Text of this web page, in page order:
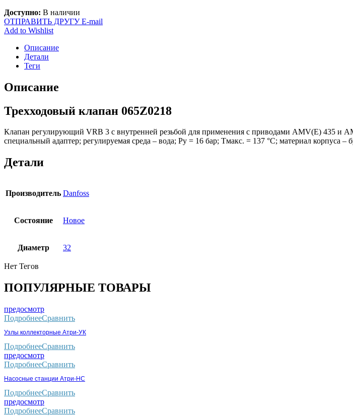
Доступно: В наличии
ОТПРАВИТЬ ДРУГУ E-mail
Add to Wishlist
Описание
Детали
Теги
Описание
Трехходовый клапан 065Z0218
Клапан регулирующий VRB 3 с внутренней резьбой для применения с приводами AMV(Е) 435 и
специальный адаптер; регулируемая среда – вода; Ру = 16 бар; Тмакс. = 137 °С; материал корпуса –
Детали
Производитель Danfoss
Состояние Новое
Диаметр 32
Нет Тегов
ПОПУЛЯРНЫЕ ТОВАРЫ
предосмотр
ПодробнееСравнить
Узлы коллекторные Атри-УК
ПодробнееСравнить
предосмотр
ПодробнееСравнить
Насосные станции Атри-НС
ПодробнееСравнить
предосмотр
ПодробнееСравнить